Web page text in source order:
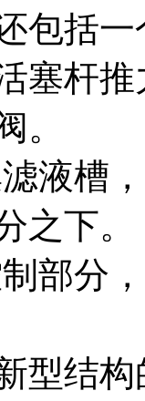
包括
塞杆
。
液槽
之下。
部分
型结